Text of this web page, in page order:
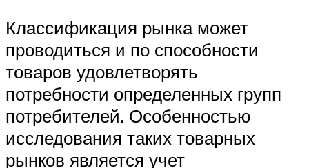
Классификация рынка может
проводиться и по способности
товаров удовлетворять
потребности определенных групп
потребителей. Особенностью
исследования таких товарных
рынков является учет